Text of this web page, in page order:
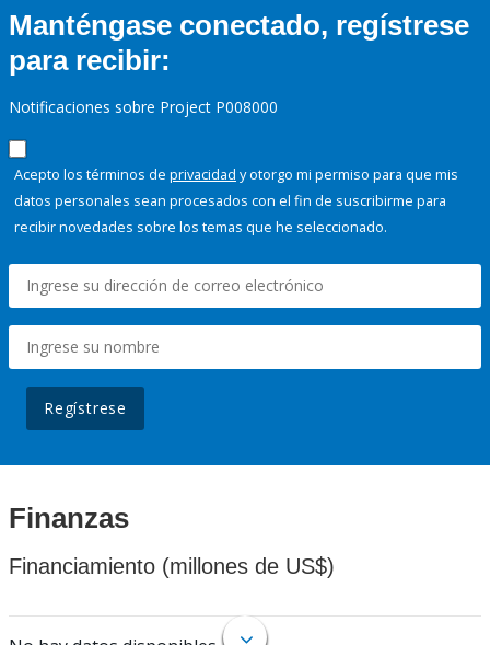
Manténgase conectado, regístrese
para recibir:
Notificaciones sobre Project P008000
Acepto los términos de privacidad y otorgo mi permiso para que mis
datos personales sean procesados con el fin de suscribirme para
recibir novedades sobre los temas que he seleccionado.
Regístrese
Finanzas
Financiamiento (millones de US$)